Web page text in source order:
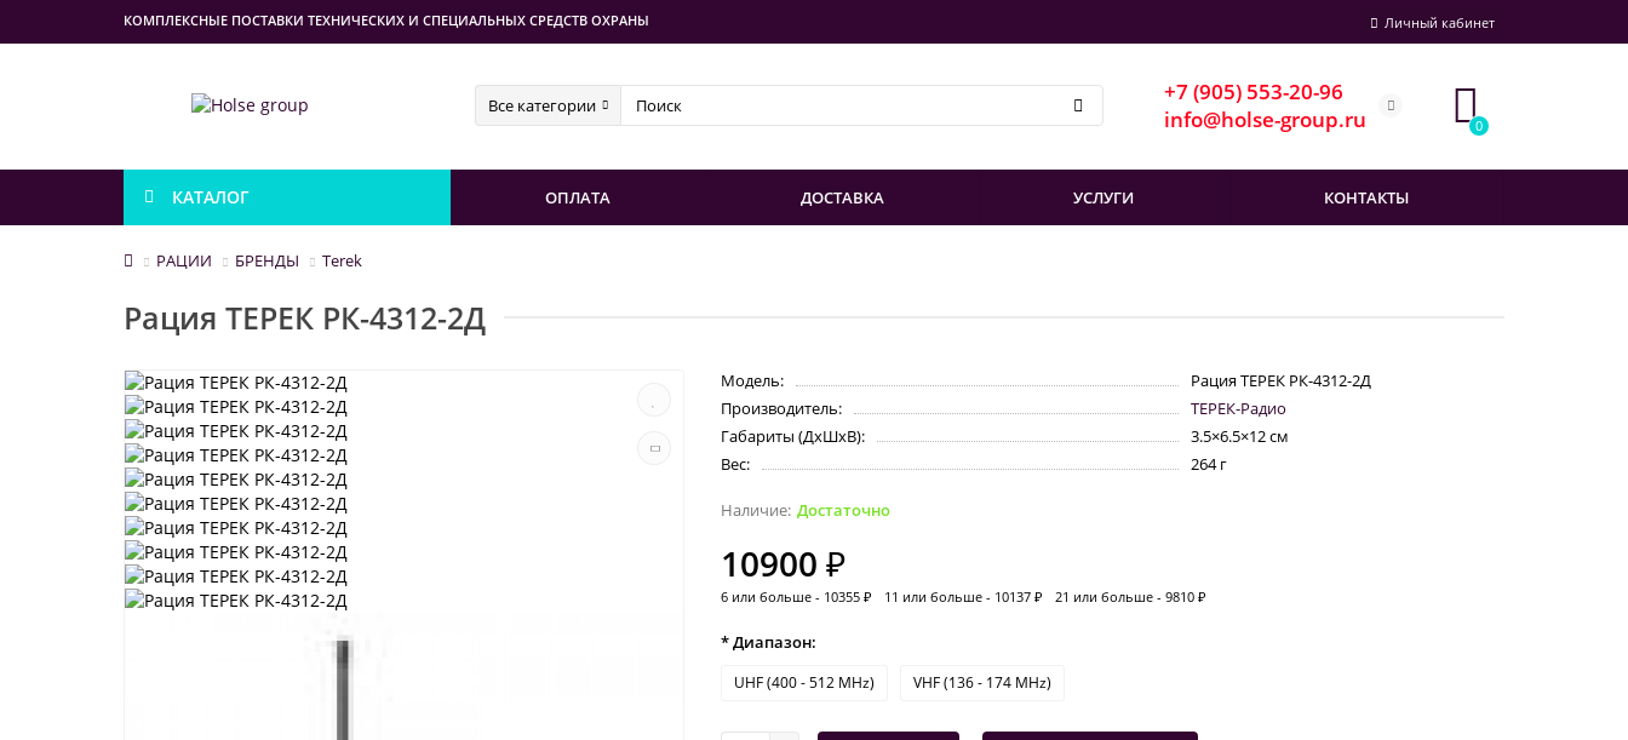
КОМПЛЕКСНЫЕ ПОСТАВКИ ТЕХНИЧЕСКИХ И СПЕЦИАЛЬНЫХ СРЕДСТВ ОХРАНЫ Личный кабинет
Все категории
+7 (905) 553-20-96
info@holse-group.ru
0
КАТАЛОГ ОПЛАТА ДОСТАВКА УСЛУГИ КОНТАКТЫ
РАЦИИ БРЕНДЫ Terek
Рация ТЕРЕК РК-4312-2Д
Модель:
Рация ТЕРЕК РК-4312-2Д
Производитель:
ТЕРЕК-Радио
Габариты (ДхШхВ):
3.5×6.5×12 см
Вес:
264 г
Достаточно
10900 ₽
6 или больше - 10355 ₽ 11 или больше - 10137 ₽ 21 или больше - 9810 ₽
* Диапазон:
UHF (400 - 512 MHz) VHF (136 - 174 MHz)